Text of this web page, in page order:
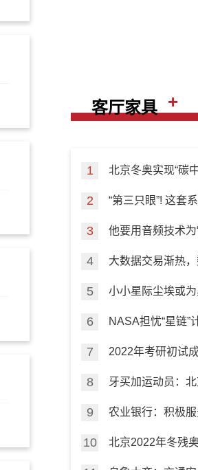
客厅家具 +
北京冬奥实现“碳
“第三只眼”! 这套
他要用音频技术为
大数据交易渐热，
小小星际尘埃或为
NASA担忧“星链”
2022年考研初试
牙买加运动员：北
农业银行：积极服
北京2022年冬残